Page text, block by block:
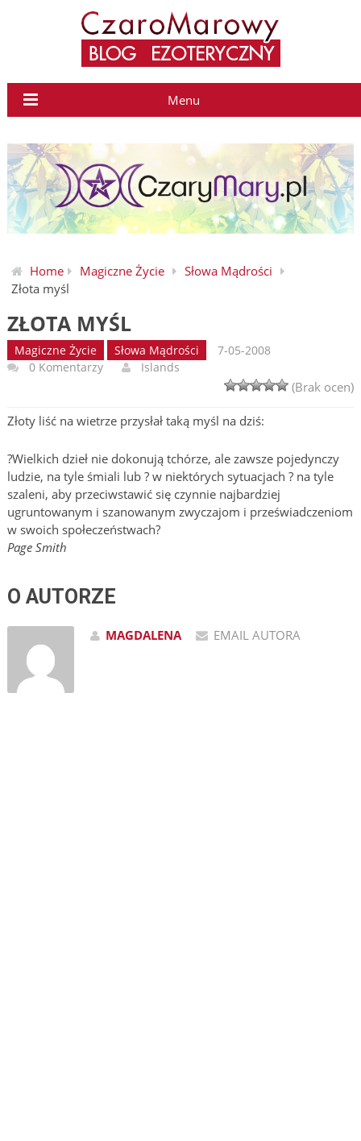
Menu
Home Magiczne Życie
Słowa Mądrości
Złota myśl
ZŁOTA MYŚL
Magiczne Życie Słowa Mądrości
7-05-2008
0 Komentarzy
Islands
(Brak ocen)
Złoty liść na wietrze przysłał taką myśl na dziś:
?Wielkich dzieł nie dokonują tchórze, ale zawsze pojedynczy
ludzie, na tyle śmiali lub ? w niektórych sytuacjach ? na tyle
szaleni, aby przeciwstawić się czynnie najbardziej
ugruntowanym i szanowanym zwyczajom i przeświadczeniom
w swoich społeczeństwach?
Page Smith
O AUTORZE
MAGDALENA EMAIL AUTORA